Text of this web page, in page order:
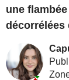
une
décorrélées